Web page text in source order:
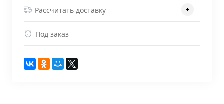
Рассчитать доставку
Под заказ